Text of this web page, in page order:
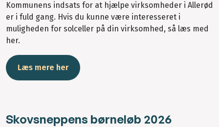
Kommunens indsats for at hjælpe virksomheder i Allerød
er i fuld gang. Hvis du kunne være interesseret i
muligheden for solceller på din virksomhed, så læs med
her.
Læs mere her
Skovsneppens børneløb 2026